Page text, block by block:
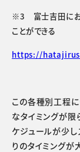
※3 富士吉田にお
ことができる
https://
この各種別工程
なタイミングが
ケジュールが少
りのタイミングが